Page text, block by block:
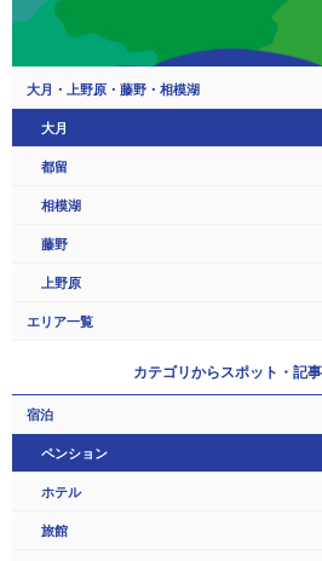
大月・上野原・藤野・相模湖
大月
都留
相模湖
藤野
上野原
エリア一覧
カテゴリからスポット・記
宿泊
ペンション
ホテル
旅館